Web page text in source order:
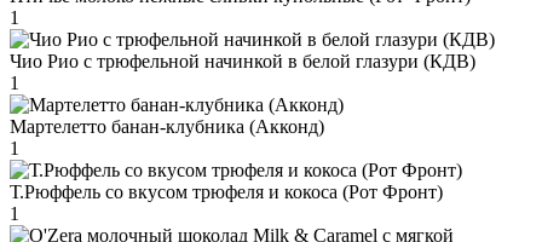
1
Чио Рио с трюфельной начинкой в белой глазури (КДВ)
1
Мартелетто банан-клубника (Акконд)
1
Т.Рюффель со вкусом трюфеля и кокоса (Рот Фронт)
1